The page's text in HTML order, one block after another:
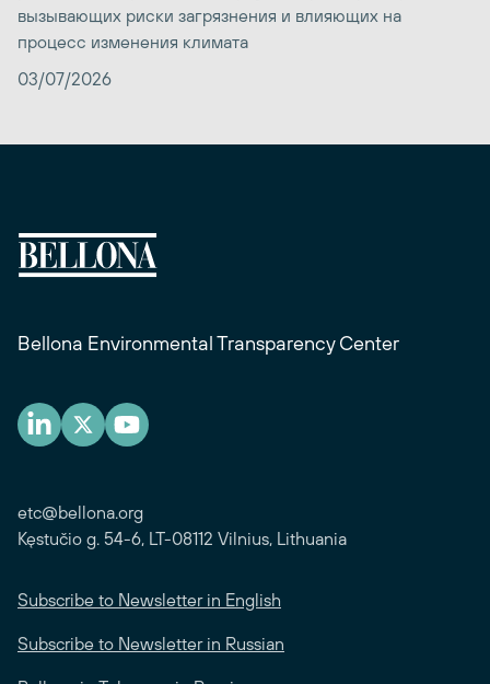
вызывающих риски загрязнения и влияющих на
процесс изменения климата
03/07/2026
Bellona Environmental Transparency Center
etc@bellona.org
Kęstučio g. 54-6, LT-08112 Vilnius, Lithuania
Subscribe to Newsletter in English
Subscribe to Newsletter in Russian